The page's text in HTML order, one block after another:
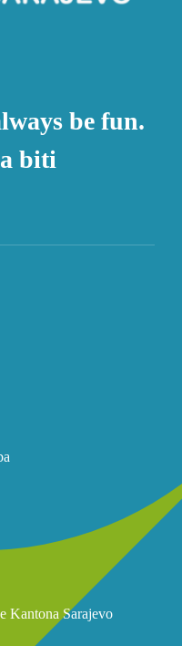
be fun.
biti
Kantona Sarajevo